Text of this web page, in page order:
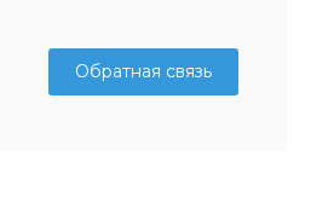
Обратная связь